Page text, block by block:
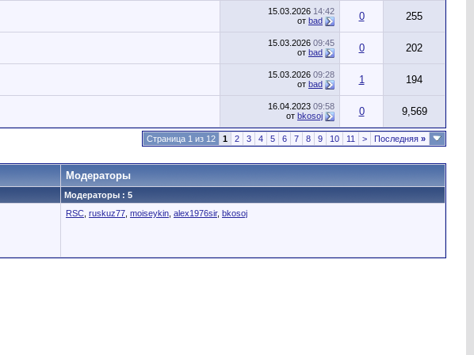
15.03.2026 14:42
от bad 0 255
15.03.2026 09:45
от bad 0 202
15.03.2026 09:28
от bad 1 194
16.04.2023 09:58
от bkosoj 0 9,569
Страница 1 из 12 1 2 3 4 5 6 7 8 9 10 11 > Последняя »
Модераторы
Модераторы : 5
RSC ruskuz77 moiseykin alex1976sir, bkosoj